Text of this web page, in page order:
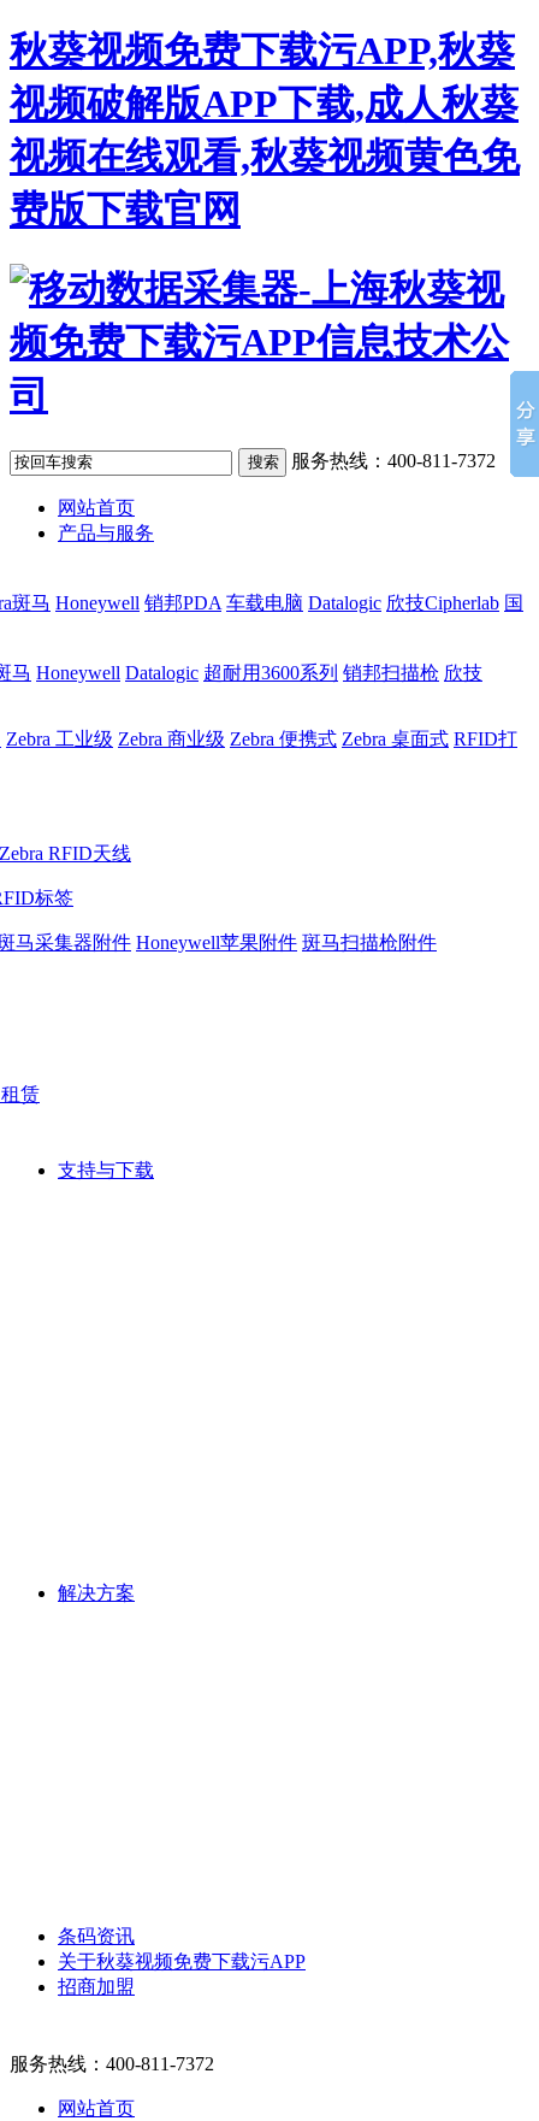
秋葵视频免费下载污APP,秋葵
视频破解版APP下载,成人秋葵
视频在线观看,秋葵视频黄色免
费版下载官网
服务热线：400-811-7372
网站首页
产品与服务
斑马 Honeywell 销邦PDA 车载电脑 Datalogic 欣技Cipherlab 国
马 Honeywell Datalogic 超耐用3600系列 销邦扫描枪 欣技
Zebra 工业级 Zebra 商业级 Zebra 便携式 Zebra 桌面式 RFID打
Zebra RFID天线
标签
马采集器附件 Honeywell苹果附件 斑马扫描枪附件
赁
支持与下载
解决方案
条码资讯
关于秋葵视频免费下载污APP
招商加盟
服务热线： 400-811-7372
网站首页